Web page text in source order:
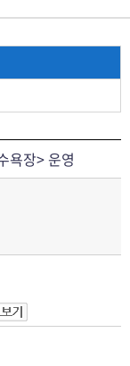
욕장> 운영